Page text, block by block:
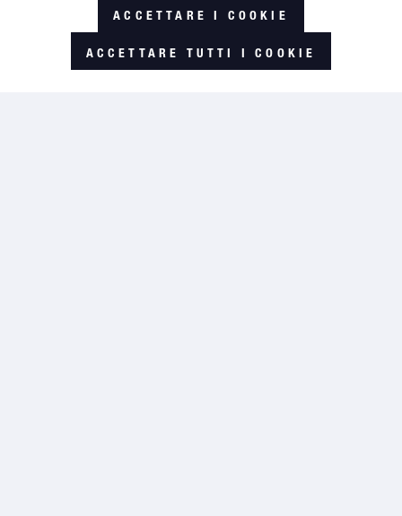
HOTLINE SUPPORTO
+49 (0) 5674 / 704 21
ACCETTARE I COOKIE
ACCETTARE TUTTI I COOKIE